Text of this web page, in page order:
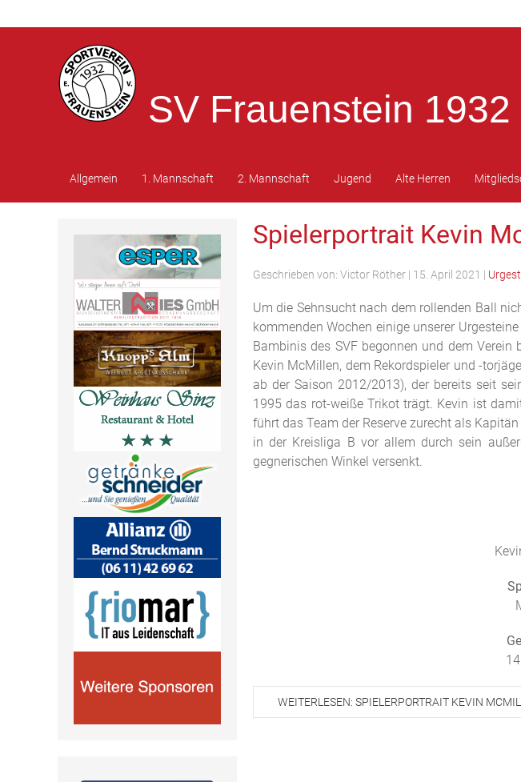
SV Frauenstein 1932
Allgemein 1. Mannschaft 2. Mannschaft Jugend Alte Herren
Spielerportrait Kevin
Geschrieben von: Victor Röther | 15. April 2021 |
Um die Sehnsucht nach dem rollenden Ball
kommenden Wochen einige unserer
Bambinis des SVF begonnen und dem
Kevin McMillen, dem Rekordspieler und -
ab der Saison 2012/2013), der bereits seit
1995 das rot-weiße Trikot trägt. Kevin ist
führt das Team der Reserve zurecht als
in der Kreisliga B vor allem durch sein
gegnerischen Winkel versenkt.
WEITERLESEN: SPIELERPORTRAIT KEVIN